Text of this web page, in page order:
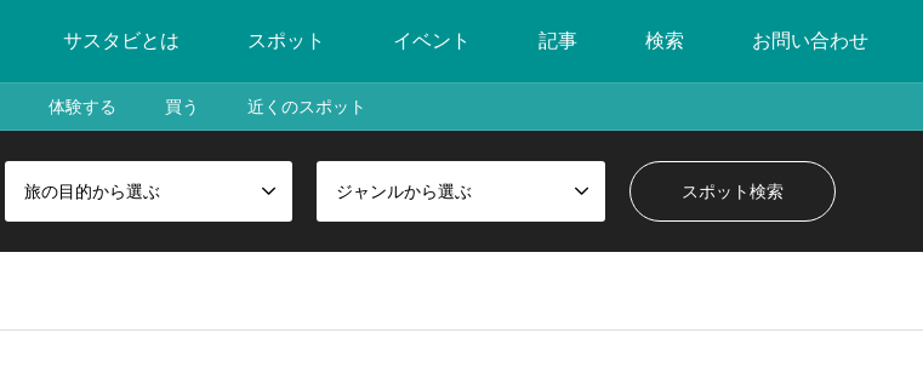
サスタビとは スポット イベント 記事 検索 お問い合わせ
体験する 買う 近くのスポット
旅の目的から選ぶ ジャンルから選ぶ